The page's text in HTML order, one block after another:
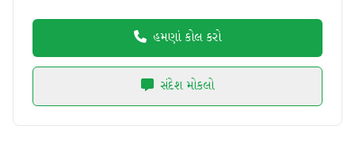
હમણાં કોલ કરો
સંદેશ મોકલો